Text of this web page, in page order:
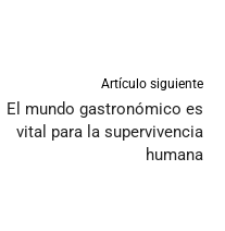
Artículo siguiente
El mundo gastronómico es
vital para la supervivencia
humana